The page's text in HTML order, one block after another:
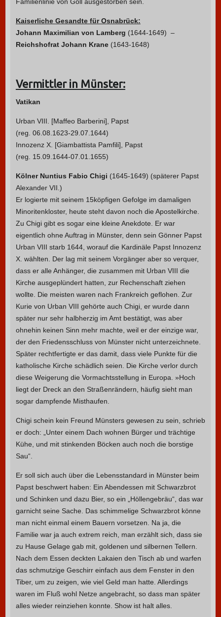
Kaiserliche Gesandte für Osnabrück:
Johann Maximilian von Lamberg (1644-1649) –
Reichshofrat Johann Krane(1643-1648)
Vermittler in Münster:
Vatikan
Urban VIII. [Maffeo Barberini], Papst
(reg. 06.08.1623-29.07.1644)
Innozenz X. [Giambattista Pamfili], Papst
(reg. 15.09.1644-07.01.1655)
Kölner Nuntius Fabio Chigi (1645-1649) (späterer Papst
Alexander VII.)
Er logierte mit seinem 15köpfigen Gefolge im damaligen
Minoritenkloster, heute steht davon noch die Apostelkirche.
Zu Chigi gibt es sogar eine kleine Anekdote. Er war
eigentlich ohne Auftrag in Münster, denn sein Gönner Papst
Urban VIII starb 1644, worauf die Kardinäle Papst Innozenz
X. wählten. Der lag mit seinem Vorgänger aber so verquer,
dass er alle Anhänger, die zusammen mit Urban VIII die
Kirche ausgeplündert hatten, zur Rechenschaft ziehen
wollte. Die meisten waren nach Frankreich geflohen. Zur
Kurie von Urban VIII gehörte auch Chigi, er wurde dann
später nur sehr halbherzig im Amt bestätigt, was aber
ohnehin keinen Sinn mehr machte, weil er der einzige war,
der den Friedensschluss von Münster nicht unterzeichnete.
Später rechtfertigte er das damit, dass viele Punkte für die
katholische Kirche schädlich seien. Die Kirche verlor durch
diese Weigerung die Vormachtsstellung in Europa. »Hoch
liegt der Dreck an den Straßenrändern, häufig sieht man
sogar dampfende Misthaufen.
Chigi schein kein Freund Münsters gewesen zu sein, schrieb
er doch: „Unter einem Dach wohnen Bürger und trächtige
Kühe, und mit stinkenden Böcken auch noch die borstige
Sau“.
Er soll sich auch über die Lebensstandard in Münster beim
Papst beschwert haben: Ein Abendessen mit Schwarzbrot
und Schinken und dazu Bier, so ein „Höllengebräu“, das war
garnicht seine Sache. Das schimmelige Schwarzbrot könne
man nicht einmal einem Bauern vorsetzen. Na ja, die
Familie war ja auch extrem reich, man erzählt sich, dass sie
zu Hause Gelage gab mit, goldenen und silbernen Tellern.
Nach dem Essen deckten Lakaien den Tisch ab und warfen
das schmutzige Geschirr einfach aus dem Fenster in den
Tiber, um zu zeigen, wie viel Geld man hatte. Allerdings
waren im Fluß wohl Netze angebracht, so dass man später
alles wieder reinziehen konnte. Show ist halt alles.